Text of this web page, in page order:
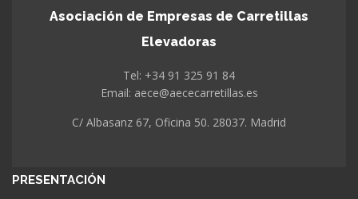
Asociación de Empresas de Carretillas
Elevadoras
Tel: +34 91 325 91 84
Email: aece@aececarretillas.es
C/ Albasanz 67, Oficina 50. 28037. Madrid
PRESENTACIÓN